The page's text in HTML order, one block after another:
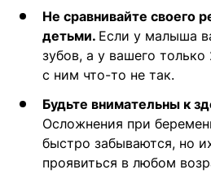
Не сравнивайте своего
детьми. Если у малыша
зубов, а у вашего только
с ним что-то не так.
Будьте внимательны к
Осложнения при
быстро забываются, но
проявиться в любом